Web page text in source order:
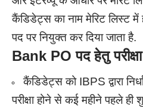
कैंडिडेट्स का नाम मेरिट लिस्ट
पद पर नियुक्त कर दिया जाता है.
Bank POपद हेतु
कैंडिडेट्स को IBPS द्वारा
परीक्षा होने से कई महीने पहले ही